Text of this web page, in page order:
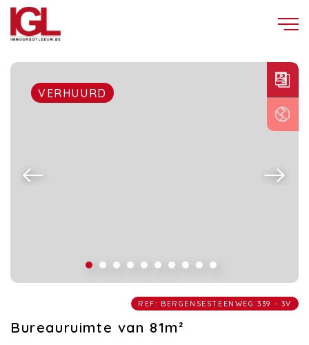
VERHUURD
REF: BERGENSESTEENWEG 339 - 3V
Bureauruimte van 81m²